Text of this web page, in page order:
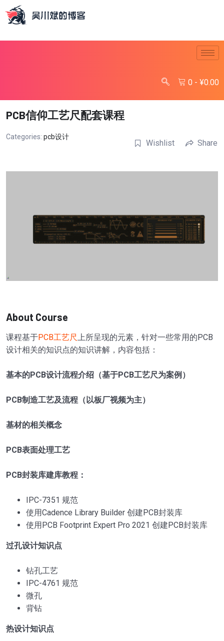
0 - ¥0.00
PCB信仰工艺尺配套课程
Categories: pcb设计
Wishlist Share
About Course
课程基于PCB工艺尺 上所呈现的元素，针对一些常用的PCB
设计相关的知识点的知识讲解，内容包括：
基本的PCB设计流程介绍（基于PCB工艺尺为案例）
PCB制造工艺及流程（以板厂视频为主）
基材的相关概念
PCB表面处理工艺
PCB封装库建库教程：
IPC-7351 规范
使用Cadence Library Builder 创建PCB封装库
使用PCB Footprint Expert Pro 2021 创建PCB封装库
过孔设计知识点
钻孔工艺
IPC-4761 规范
微孔
背钻
热设计知识点